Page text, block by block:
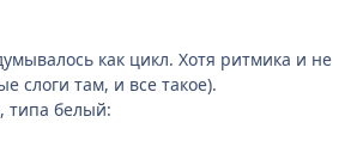
как цикл. Хотя ритмика и не
слоги там, и все такое).
типа белый: